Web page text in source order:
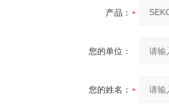
产品：
您的单位：
您的姓名：